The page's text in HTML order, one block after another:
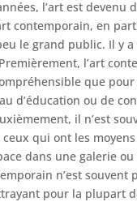
l’art est devenu
contemporain, en
le grand public. Il y
l’art
que
d’éducation ou de
il n’est
ceux qui ont les
dans une galerie ou
n’est souvent
pour la plupart